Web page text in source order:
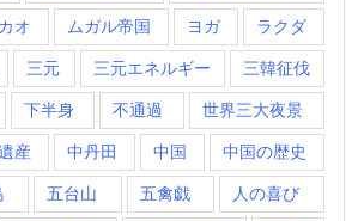
オ ムガル帝国 ヨガ ラクダ
三元 三元エネルギー 三韓征伐
下半身 不通過 世界三大夜景
産 中丹田 中国 中国の歴史
五台山 五禽戯 人の喜び